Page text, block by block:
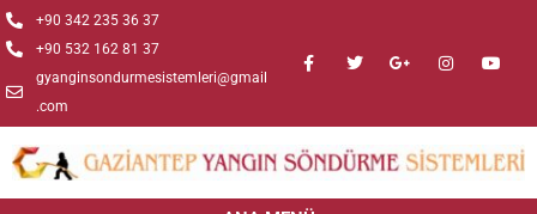
+90 342 235 36 37
+90 532 162 81 37
gyanginsondurmesistemleri@gmail
.com